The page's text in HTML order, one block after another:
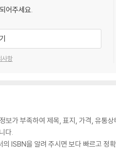
어주세요.
사항
보가 부족하여 제목, 표지, 가격, 유통
다.
ISBN을 알려 주시면 보다 빠르고 정